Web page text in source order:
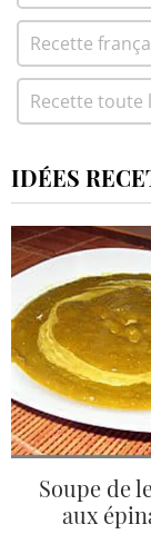
Recette
Recette toute
IDÉES
Soupe de
aux